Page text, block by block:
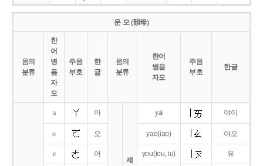
운 모 (韻母)
음의
분류
한
어
병
음
자
모
주음
부호
한
글
음의
분류
한어
병음
자모
주음
부호
한글
a 아
제
yai 야이
o 오 yao(iao) 야오
e 어 you(iou,iu) 유